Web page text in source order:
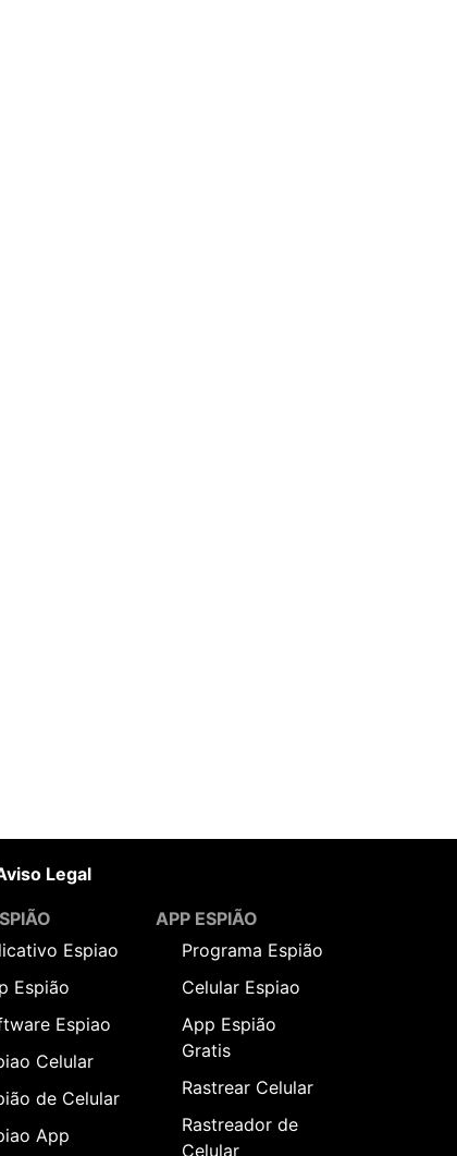
Legal
Espiao
Espião
Espiao
Celular
de Celular
App
APP ESPIÃO
Programa Espião
Celular Espiao
App Espião
Gratis
Rastrear Celular
Rastreador de
Celular